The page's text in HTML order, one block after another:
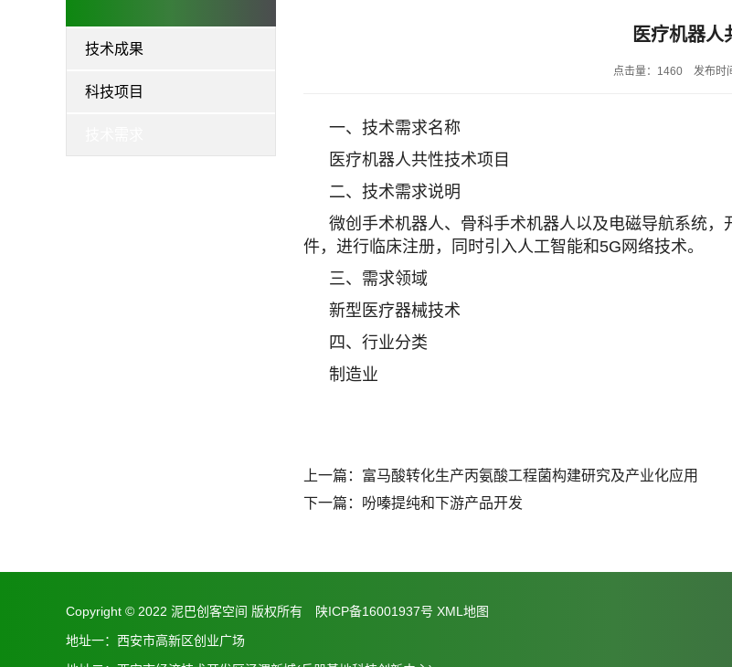
技术成果
科技项目
医疗机器人
点击量：1460 发布时
一、技术需求名称
医疗机器人共性技术项目
二、技术需求说明
微创手术机器人、骨科手术机器人以及电磁导航系统
件，进行临床注册，同时引入人工智能和5G网络技术。
三、需求领域
新型医疗器械技术
四、行业分类
制造业
上一篇： 富马酸转化生产丙氨酸工程菌构建研究及产业化应用
下一篇：
吩嗪提纯和下游产品开发
Copyright © 2022 泥巴创客空间 版权所有 陕ICP备16001937号 XML地图
地址一：西安市高新区创业广场